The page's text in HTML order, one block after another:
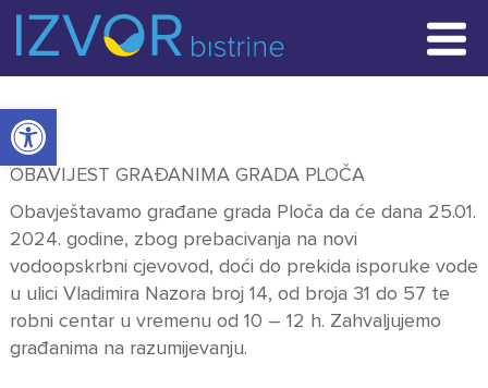
Open toolbar
KONTAKT
OBAVIJEST GRAĐANIMA GRADA PLOČA
Obavještavamo građane grada Ploča da će dana 25.01.
2024. godine, zbog prebacivanja na novi
vodoopskrbni cjevovod, doći do prekida isporuke vode
u ulici Vladimira Nazora broj 14, od broja 31 do 57 te
robni centar u vremenu od 10 – 12 h. Zahvaljujemo
građanima na razumijevanju.